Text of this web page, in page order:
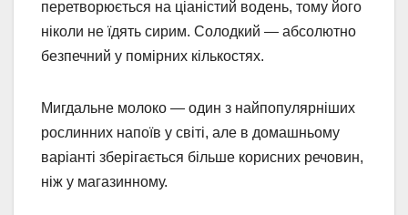
перетворюється на ціаністий водень, тому його
ніколи не їдять сирим. Солодкий — абсолютно
безпечний у помірних кількостях.
Мигдальне молоко — один з найпопулярніших
рослинних напоїв у світі, але в домашньому
варіанті зберігається більше корисних речовин,
ніж у магазинному.